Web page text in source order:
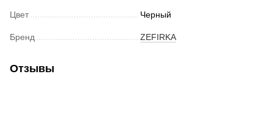
Цвет Черный
Бренд ZEFIRKA
Отзывы